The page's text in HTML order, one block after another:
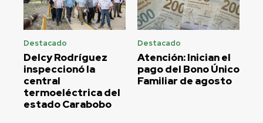
Destacado
Delcy Rodríguez
inspeccionó la
central
termoeléctrica del
estado Carabobo
Destacado
Atención: Inician el
pago del Bono Único
Familiar de agosto